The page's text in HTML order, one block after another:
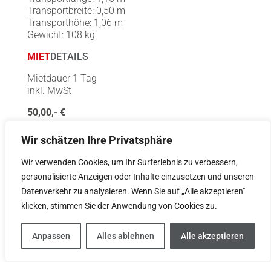
Wir schätzen Ihre Privatsphäre
Wir verwenden Cookies, um Ihr Surferlebnis zu verbessern,
personalisierte Anzeigen oder Inhalte einzusetzen und unseren
Datenverkehr zu analysieren. Wenn Sie auf „Alle akzeptieren"
klicken, stimmen Sie der Anwendung von Cookies zu.
Anpassen Alles ablehnen Alle akzeptieren
Transportbreite: 0,50 m
Transporthöhe: 1,06 m
Gewicht: 108 kg
MIETDETAILS
Mietdauer 1 Tag
inkl. MwSt
50,00,- €
Weitere Mietdauer Preise auf Anfrage
PDF
TECHNISCHE DATEN
YouTube Clip
SVERIGE
ANFRAGE STARTEN